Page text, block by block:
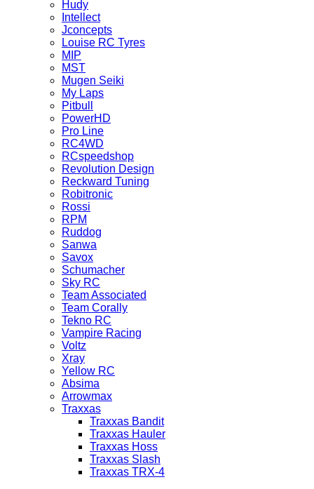
Hudy
Intellect
Jconcepts
Louise RC Tyres
MIP
MST
Mugen Seiki
My Laps
Pitbull
PowerHD
Pro Line
RC4WD
RCspeedshop
Revolution Design
Reckward Tuning
Robitronic
Rossi
RPM
Ruddog
Sanwa
Savox
Schumacher
Sky RC
Team Associated
Team Corally
Tekno RC
Vampire Racing
Voltz
Xray
Yellow RC
Absima
Arrowmax
Traxxas
Traxxas Bandit
Traxxas Hauler
Traxxas Hoss
Traxxas Slash
Traxxas TRX-4